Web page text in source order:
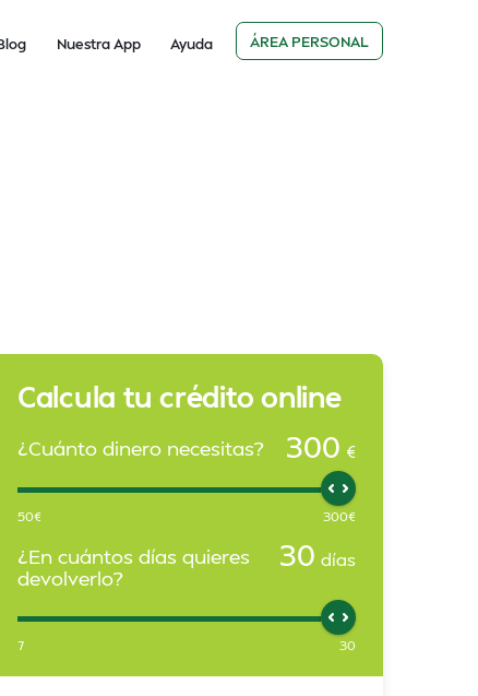
Nuestra App Ayuda ÁREA PERSONAL
Calcula tu crédito online
¿Cuánto dinero necesitas? 300 €
50€ 300€
¿En cuántos días quieres
devolverlo?
30 días
7 30